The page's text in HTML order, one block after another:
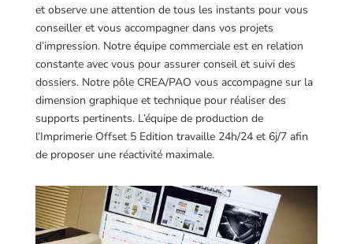
et observe une attention de tous les instants pour vous
conseiller et vous accompagner dans vos projets
d’impression. Notre équipe commerciale est en relation
constante avec vous pour assurer conseil et suivi des
dossiers. Notre pôle CREA/PAO vous accompagne sur la
dimension graphique et technique pour réaliser des
supports pertinents. L’équipe de production de
l’Imprimerie Offset 5 Edition travaille 24h/24 et 6j/7 afin
de proposer une réactivité maximale.